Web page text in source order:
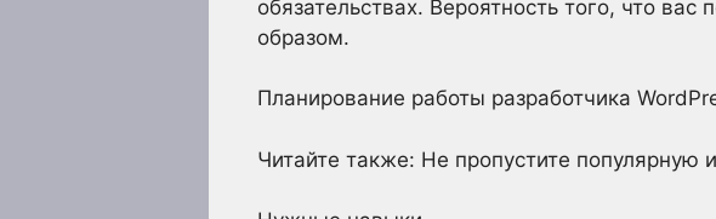
обязательствах. Вероятность того, что
образом.
Планирование работы разработчика
Читайте также: Не пропустите популярную